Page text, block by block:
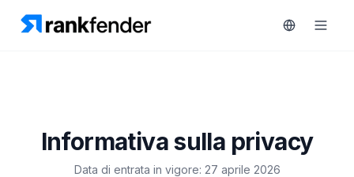
Piattaforma
Soluzioni
Free TrialInformativa sulla privacy
Data di entrata in vigore: 27 aprile 2026